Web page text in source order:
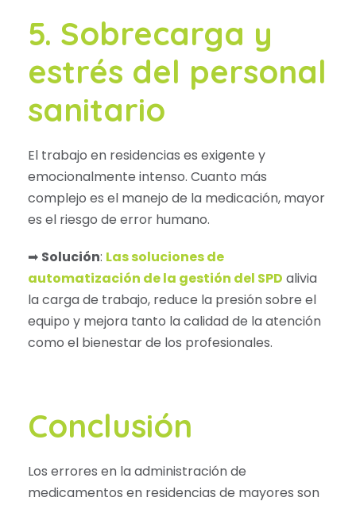
5. Sobrecarga y
estrés del personal
sanitario
El trabajo en residencias es exigente y
emocionalmente intenso. Cuanto más
complejo es el manejo de la medicación, mayor
es el riesgo de error humano.
➡ Solución: Las soluciones de
automatización de la gestión del SPD alivia
la carga de trabajo, reduce la presión sobre el
equipo y mejora tanto la calidad de la atención
como el bienestar de los profesionales.
Conclusión
Los errores en la administración de
medicamentos en residencias de mayores son